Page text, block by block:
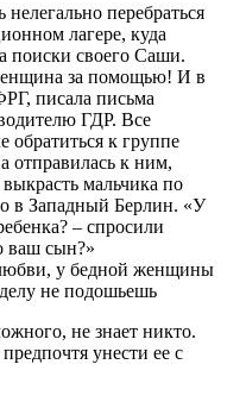
нелегально перебраться
лагере, куда
поиски своего Саши.
за помощью! И в
писала письма
ГДР. Все
обратиться к группе
отправилась к ним,
выкрасть мальчика по
в Западный Берлин. «У
– спросили
ваш сын?»
любви, у бедной женщины
не подошьешь
не знает никто.
унести ее с